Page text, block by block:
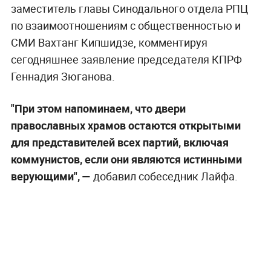
заместитель главы Синодального отдела РПЦ
по взаимоотношениям с общественностью и
СМИ Вахтанг Кипшидзе, комментируя
сегодняшнее заявление председателя КПРФ
Геннадия Зюганова.
"При этом напоминаем, что двери
православных храмов остаются открытыми
для представителей всех партий, включая
коммунистов, если они являются истинными
верующими", — добавил собеседник Лайфа.